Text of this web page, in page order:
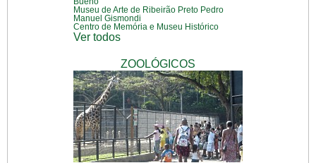
Museu de Arte de Ribeirão Preto Pedro
Manuel Gismondi
Centro de Memória e Museu Histórico
Ver todos
ZOOLÓGICOS